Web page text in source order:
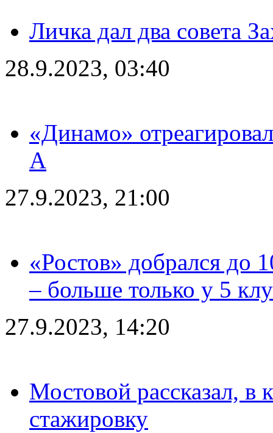
Личка дал два совета
28.9.2023, 03:40
«Динамо»
А
27.9.2023, 21:00
«Ростов» добрался до
– больше только у 5
27.9.2023, 14:20
Мостовой рассказал, в
стажировку